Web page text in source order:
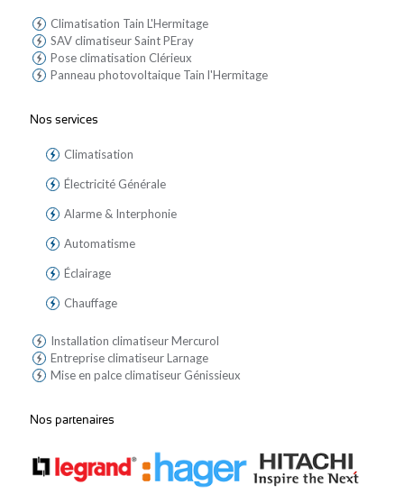
Climatisation Tain L'Hermitage
SAV climatiseur Saint PEray
Pose climatisation Clérieux
Panneau photovoltaique Tain l'Hermitage
Nos services
Climatisation
Électricité Générale
Alarme & Interphonie
Automatisme
Éclairage
Chauffage
Installation climatiseur Mercurol
Entreprise climatiseur Larnage
Mise en palce climatiseur Génissieux
Nos partenaires